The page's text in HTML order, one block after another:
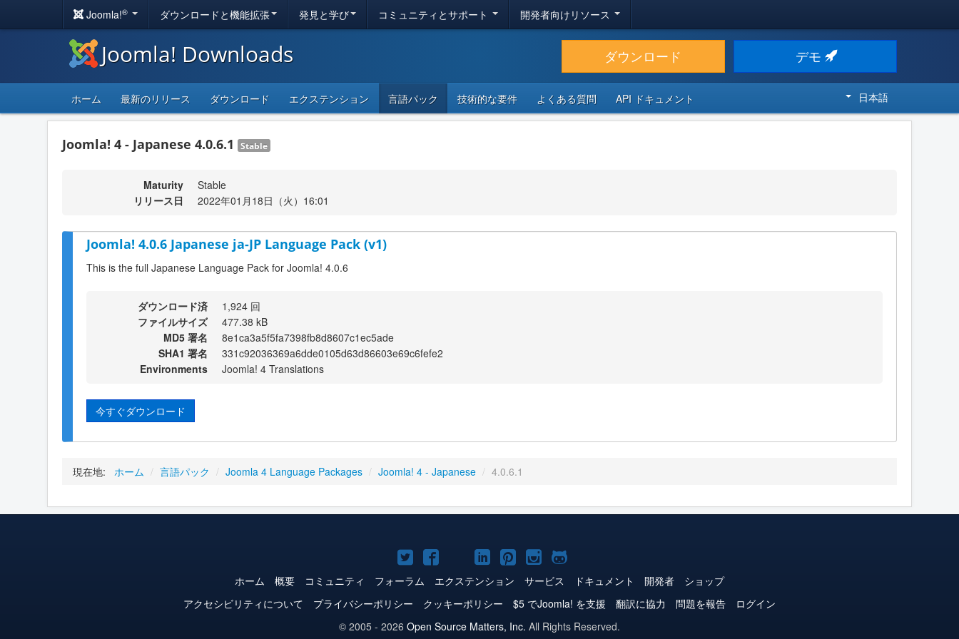
Joomla!® ダウンロードと機能拡張 発見と学び コミュニティとサポート 開発者向けリソース
Joomla! Downloads ダウンロード デモ
ホーム 最新のリリース ダウンロード エクステンション 言語パック 技術的な要件 よくある質問 API ドキュメント 日本語
Joomla! 4 - Japanese 4.0.6.1 Stable
Maturity
Stable
リリース日
2022年01月18日（火）16:01
Joomla! 4.0.6 Japanese ja-JP Language Pack (v1)
This is the full Japanese Language Pack for Joomla! 4.0.6
ダウンロード済
1,924 回
ファイルサイズ
477.38 kB
MD5 署名
8e1ca3a5f5fa7398fb8d8607c1ec5ade
SHA1 署名
331c92036369a6dde0105d63d86603e69c6fefe2
Environments
Joomla! 4 Translations
今すぐダウンロード
現在地: ホーム / 言語パック / Joomla 4 Language Packages / Joomla! 4 - Japanese / 4.0.6.1
Joomla!
Twitter
Joomla!
Facebook
Joomla!
YouTube
Joomla!
LinkedIn
Joomla!
Pinterest
Joomla!
Instagram
Joomla!
GitHub
ホーム 概要 コミュニティ フォーラム エクステンション サービス ドキュメント 開発者
ショップ
アクセシビリティについて
プライバシーポリシー クッキーポリシー $5 でJoomla! を支援 翻訳に協力 問題を報告
ログイン
© 2005 - 2026 Open Source Matters, Inc. All Rights Reserved.